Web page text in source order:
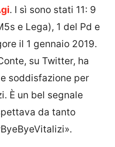
. I sì sono stati 11: 9
e Lega), 1 del Pd e
il 1 gennaio 2019.
su Twitter, ha
soddisfazione per
È un bel segnale
da tanto